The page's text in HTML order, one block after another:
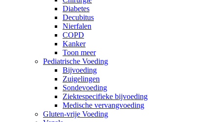
Diabetes
Decubitus
Nierfalen
COPD
Kanker
Toon meer
Pediatrische Voeding
Bijvoeding
Zuigelingen
Sondevoeding
Ziektespecifieke bijvoeding
Medische vervangvoeding
Gluten-vrije Voeding